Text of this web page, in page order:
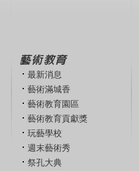
藝術教育
最新消息
藝術滿城香
藝術教育園區
藝術教育貢獻獎
玩藝學校
週末藝術秀
祭孔大典